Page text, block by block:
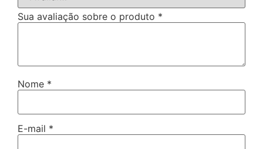
Sua avaliação sobre o produto *
Nome *
E-mail *